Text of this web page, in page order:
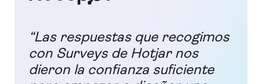
“Las respuestas que recogimos
con Surveys de Hotjar nos
dieron la confianza suficiente